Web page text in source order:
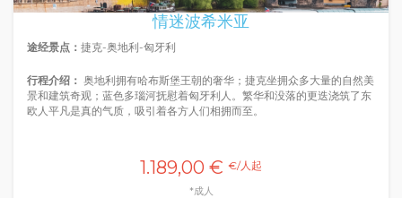
情迷波希米亚
途经景点： 捷克-奥地利-匈牙利
行程介绍： 奥地利拥有哈布斯堡王朝的奢华；捷克坐拥众多大量的自然美
景和建筑奇观；蓝色多瑙河抚慰着匈牙利人。繁华和没落的更迭浇筑了东
欧人平凡是真的气质，吸引着各方人们相拥而至。
1.189,00 € €/人起
*成人